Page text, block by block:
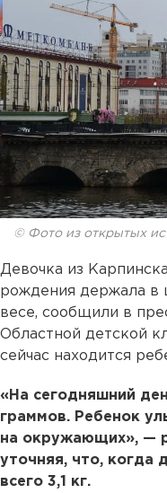
© Фото из открытых
Девочка из
рождения держала в
весе, сообщили в
Областной детской
сейчас находится
«На сегодняшний
граммов. Ребенок
на окружающих», —
уточняя, что, когда
всего 3,1 кг.